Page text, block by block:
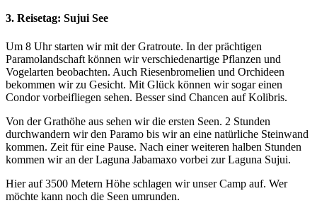
3. Reisetag: Sujui See
Um 8 Uhr starten wir mit der Gratroute. In der prächtigen
Paramolandschaft können wir verschiedenartige Pflanzen und
Vogelarten beobachten. Auch Riesenbromelien und Orchideen
bekommen wir zu Gesicht. Mit Glück können wir sogar einen
Condor vorbeifliegen sehen. Besser sind Chancen auf Kolibris.
Von der Grathöhe aus sehen wir die ersten Seen. 2 Stunden
durchwandern wir den Paramo bis wir an eine natürliche Steinwand
kommen. Zeit für eine Pause. Nach einer weiteren halben Stunden
kommen wir an der Laguna Jabamaxo vorbei zur Laguna Sujui.
Hier auf 3500 Metern Höhe schlagen wir unser Camp auf. Wer
möchte kann noch die Seen umrunden.